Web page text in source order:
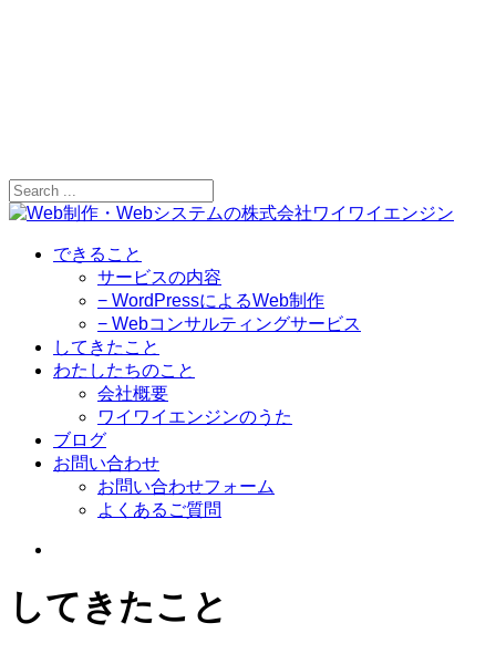
できること
サービスの内容
− WordPressによるWeb制作
− Webコンサルティングサービス
してきたこと
わたしたちのこと
会社概要
ワイワイエンジンのうた
ブログ
お問い合わせ
お問い合わせフォーム
よくあるご質問
してきたこと